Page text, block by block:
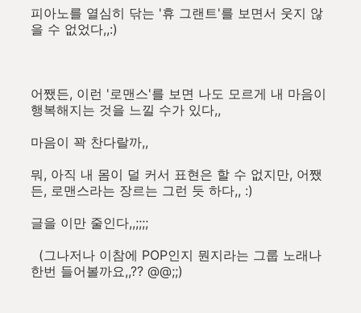
피아노를 열심히 닦는 '휴 그랜트'를 보면서 웃지 않
을 수 없었다,,:)
어쨌든, 이런 '로맨스'를 보면 나도 모르게 내 마음이
행복해지는 것을 느낄 수가 있다,,
마음이 꽉 찬다랄까,,
뭐, 아직 내 몸이 덜 커서 표현은 할 수 없지만, 어쨌
든, 로맨스라는 장르는 그런 듯 하다,, :)
글을 이만 줄인다,,;;;;
(그나저나 이참에 POP인지 뭔지라는 그룹 노래나
한번 들어볼까요,,?? @@;;)